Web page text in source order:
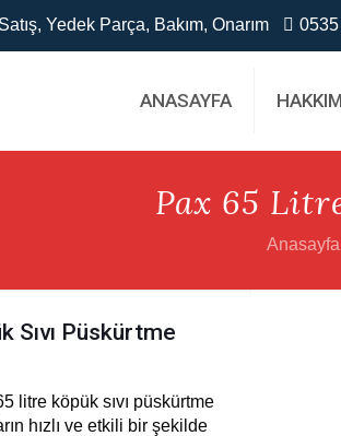
Yedek Parça, Bakım, Onarım
ANASAYFA
Pax 65
Anasayfa
Sıvı Püskürtme
litre köpük sıvı püskürtme
hızlı ve etkili bir şekilde